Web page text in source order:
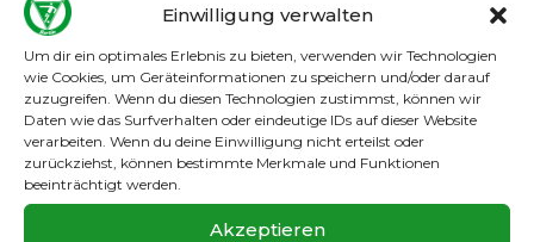
Einwilligung verwalten
Um dir ein optimales Erlebnis zu bieten, verwenden wir Technologien
wie Cookies, um Geräteinformationen zu speichern und/oder darauf
zuzugreifen. Wenn du diesen Technologien zustimmst, können wir
Daten wie das Surfverhalten oder eindeutige IDs auf dieser Website
verarbeiten. Wenn du deine Einwilligung nicht erteilst oder
zurückziehst, können bestimmte Merkmale und Funktionen
beeinträchtigt werden.
Akzeptieren
Nach dem Erfolg vom letzten Samstag hat uns
mal wieder die Realität eingeholt. Wir hatten
uns viel vorgenommen, waren aber auf dem
Platz nicht in der Lage dieses umzusetzen.
Krankheitsbedingt konnte die zuletzt sichere
Abwehr nicht für die nötige Sicherheit sorgen.
Dadurch konnten wir nur selten den nötigen
Druck aufbauen, der für eine Entlastung und
den nötigen Offensivdrang sorgte. Natürlich